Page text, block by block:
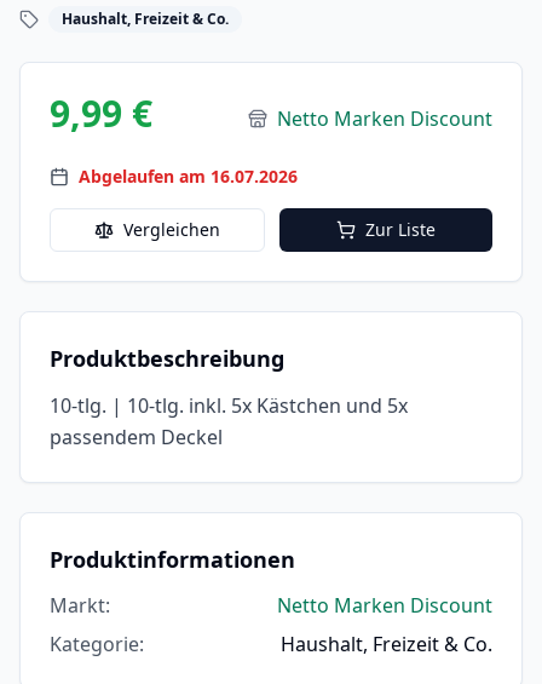
Haushalt, Freizeit & Co.
9,99 € Netto Marken Discount
Abgelaufen am 16.07.2026
Vergleichen Zur Liste
Produktbeschreibung
10-tlg. | 10-tlg. inkl. 5x Kästchen und 5x
passendem Deckel
Produktinformationen
Markt:
Netto Marken Discount
Kategorie: Haushalt, Freizeit & Co.